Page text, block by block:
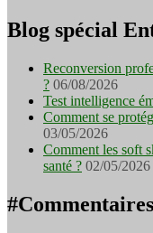
Blog spécial
Reconversion
? 06/08/2026
Test intelligence
Comment se
03/05/2026
Comment les soft
santé ? 02/05/2026
#Commentaires